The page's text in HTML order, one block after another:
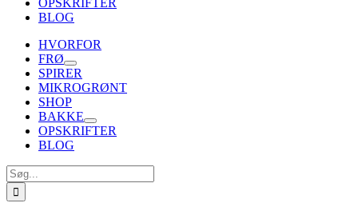
OPSKRIFTER
BLOG
HVORFOR
FRØ
SPIRER
MIKROGRØNT
SHOP
BAKKE
OPSKRIFTER
BLOG
Søg
efter: